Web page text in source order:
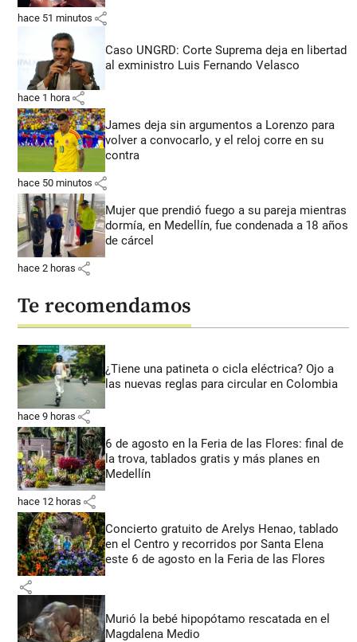
hace 51 minutos share
Caso UNGRD: Corte Suprema deja en libertad
al exministro Luis Fernando Velasco
hace 1 hora share
James deja sin argumentos a Lorenzo para
volver a convocarlo, y el reloj corre en su
contra
hace 50 minutos share
Mujer que prendió fuego a su pareja mientras
dormía, en Medellín, fue condenada a 18 años
de cárcel
hace 2 horas share
Te recomendamos
¿Tiene una patineta o cicla eléctrica? Ojo a
las nuevas reglas para circular en Colombia
hace 9 horas share
6 de agosto en la Feria de las Flores: final de
la trova, tablados gratis y más planes en
Medellín
hace 12 horas share
Concierto gratuito de Arelys Henao, tablado
en el Centro y recorridos por Santa Elena
este 6 de agosto en la Feria de las Flores
share
Murió la bebé hipopótamo rescatada en el
Magdalena Medio